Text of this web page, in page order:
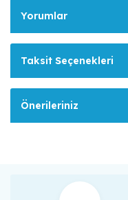
Yorumlar
Taksit Seçenekleri
Önerileriniz